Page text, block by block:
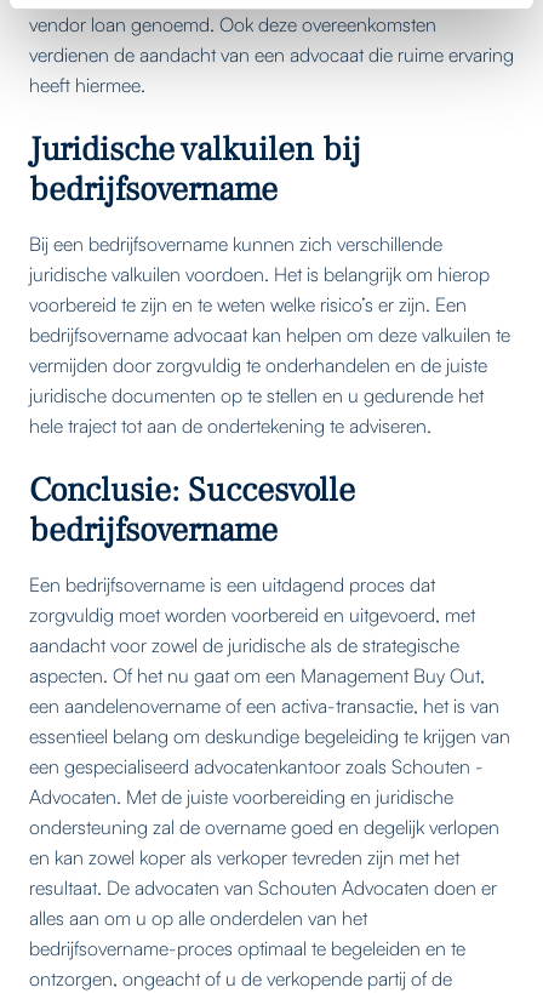
vendor loan genoemd. Ook deze overeenkomsten
verdienen de aandacht van een advocaat die ruime ervaring
heeft hiermee.
Juridische valkuilen bij
bedrijfsovername
Bij een bedrijfsovername kunnen zich verschillende
juridische valkuilen voordoen. Het is belangrijk om hierop
voorbereid te zijn en te weten welke risico’s er zijn. Een
bedrijfsovername advocaat kan helpen om deze valkuilen te
vermijden door zorgvuldig te onderhandelen en de juiste
juridische documenten op te stellen en u gedurende het
hele traject tot aan de ondertekening te adviseren.
Conclusie: Succesvolle
bedrijfsovername
Een bedrijfsovername is een uitdagend proces dat
zorgvuldig moet worden voorbereid en uitgevoerd, met
aandacht voor zowel de juridische als de strategische
aspecten. Of het nu gaat om een Management Buy Out,
een aandelenovername of een activa-transactie, het is van
essentieel belang om deskundige begeleiding te krijgen van
een gespecialiseerd advocatenkantoor zoals Schouten -
Advocaten. Met de juiste voorbereiding en juridische
ondersteuning zal de overname goed en degelijk verlopen
en kan zowel koper als verkoper tevreden zijn met het
resultaat. De advocaten van Schouten Advocaten doen er
alles aan om u op alle onderdelen van het
bedrijfsovername-proces optimaal te begeleiden en te
ontzorgen, ongeacht of u de verkopende partij of de